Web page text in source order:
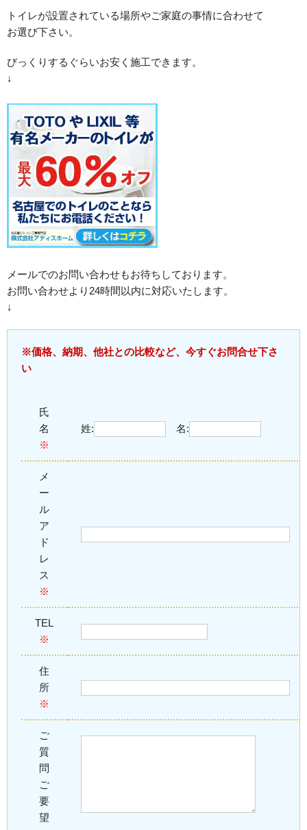
トイレが設置されている場所やご家庭の事情に合わせて
お選び下さい。
びっくりするぐらいお安く施工できます。
↓
メールでのお問い合わせもお待ちしております。
お問い合わせより24時間以内に対応いたします。
↓
※価格、納期、他社との比較など、今すぐお問合せ下さ
い
氏
名
※
姓: 名:
メ
ー
ル
ア
ド
レ
ス
※
TEL
※
住
所
※
ご
質
問
ご
要
望